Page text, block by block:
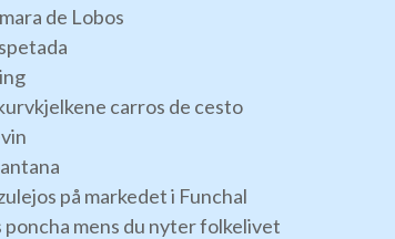
de Lobos
carros de cesto
på markedet i Funchal
poncha mens du nyter folkelivet